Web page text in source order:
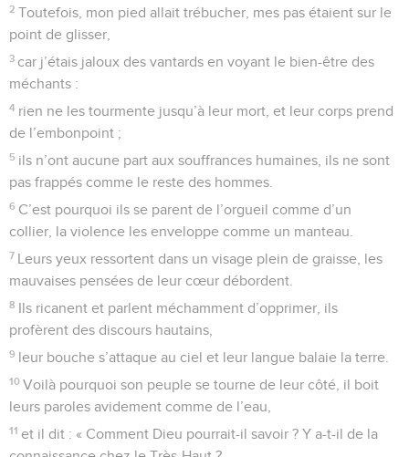
2 Toutefois, mon pied allait trébucher, mes pas étaient sur le
point de glisser,
3 car j’étais jaloux des vantards en voyant le bien-être des
méchants :
4 rien ne les tourmente jusqu’à leur mort, et leur corps prend
de l’embonpoint ;
5 ils n’ont aucune part aux souffrances humaines, ils ne sont
pas frappés comme le reste des hommes.
6 C’est pourquoi ils se parent de l’orgueil comme d’un
collier, la violence les enveloppe comme un manteau.
7 Leurs yeux ressortent dans un visage plein de graisse, les
mauvaises pensées de leur cœur débordent.
8 Ils ricanent et parlent méchamment d’opprimer, ils
profèrent des discours hautains,
9 leur bouche s’attaque au ciel et leur langue balaie la terre.
10 Voilà pourquoi son peuple se tourne de leur côté, il boit
leurs paroles avidement comme de l’eau,
11 et il dit : « Comment Dieu pourrait-il savoir ? Y a-t-il de la